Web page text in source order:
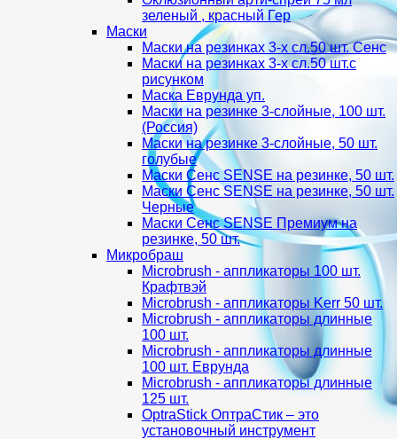
зеленый , красный Гер
Маски
Маски на резинках 3-х сл.50 шт. Сенс
Маски на резинках 3-х сл.50 шт.с
рисунком
Маска Еврунда уп.
Маски на резинке 3-слойные, 100 шт.
(Россия)
Маски на резинке 3-слойные, 50 шт.
голубые
Маски Сенс SENSE на резинке, 50 шт.
Маски Сенс SENSE на резинке, 50 шт.
Черные
Маски Сенс SENSE Премиум на
резинке, 50 шт.
Микробраш
Microbrush - аппликаторы 100 шт.
Крафтвэй
Microbrush - аппликаторы Kerr 50 шт.
Microbrush - аппликаторы длинные
100 шт.
Microbrush - аппликаторы длинные
100 шт. Еврунда
Microbrush - аппликаторы длинные
125 шт.
OptraStick ОптраСтик – это
установочный инструмент